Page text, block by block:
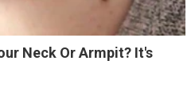
Neck Or Armpit? It's